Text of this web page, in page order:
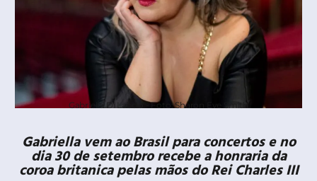
Gabriella Di Laccio - Foto: Sharon Eve Smith
Gabriella vem ao Brasil para concertos e no
dia 30 de setembro recebe a honraria da
coroa britanica pelas mãos do Rei Charles III